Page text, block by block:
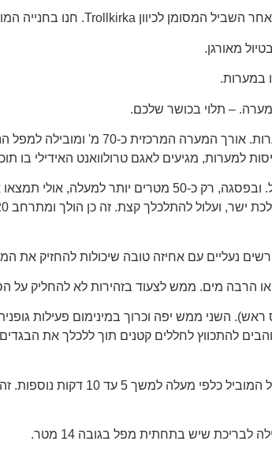
מאורגן.
לוקח בערך שעה וחצי להגיע למערות.
למערות, מגיעים לאגם טרולוואנט האידילי בו
רק כמה מטרים למעלה אפשר להיכנס ל"מערה" נוספת עם
נעליים עם אחיזה טובה שיכולות להחזיק את
הרבה מים. ממש לצעוד בזהירות לא להחליק על
ראש). השני ממש יפה וכרוך במינימום פעילות
להתכווץ לחללים קטנים תוך ללכלך את
עם זאת, הייתי ממליץ לארוז את